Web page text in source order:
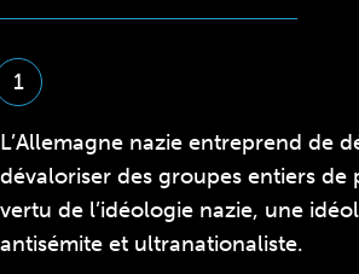
1
L’Allemagne nazie entreprend de
dévaloriser des groupes entiers de
vertu de l’idéologie nazie, une
antisémite et ultranationaliste.